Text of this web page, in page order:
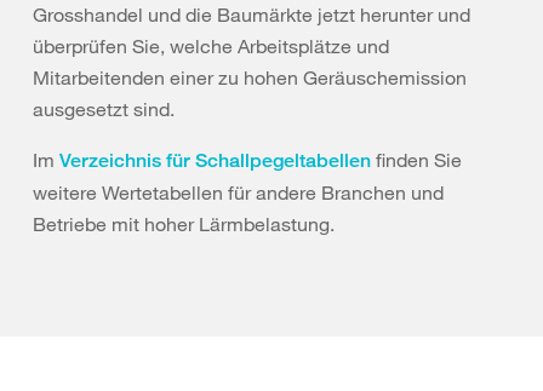
Grosshandel und die Baumärkte jetzt herunter und
überprüfen Sie, welche Arbeitsplätze und
Mitarbeitenden einer zu hohen Geräuschemission
ausgesetzt sind.
Im Verzeichnis für Schallpegeltabellen finden Sie
weitere Wertetabellen für andere Branchen und
Betriebe mit hoher Lärmbelastung.